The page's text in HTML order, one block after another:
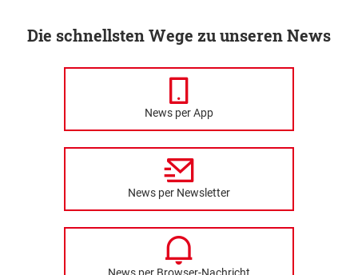
Die schnellsten Wege zu unseren News
News per App
News per Newsletter